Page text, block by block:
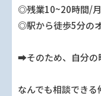
◎残業10~20時間/月
◎駅から徒歩5分の
➡そのため、自分の
なんでも相談でき